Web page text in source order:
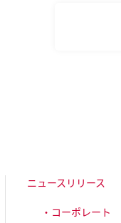
ニュースリリース
・コーポレート